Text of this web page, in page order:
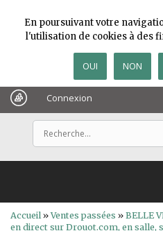
Connexion
Accueil»Ventes passées » BELLE
en direct sur Drouot.com, en salle,
En poursuivant votre
l'utilisation de cookies à des
OUI NON